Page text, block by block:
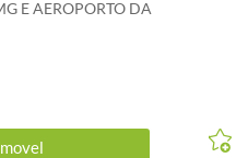
E AEROPORTO DA
. ATUALIZADO